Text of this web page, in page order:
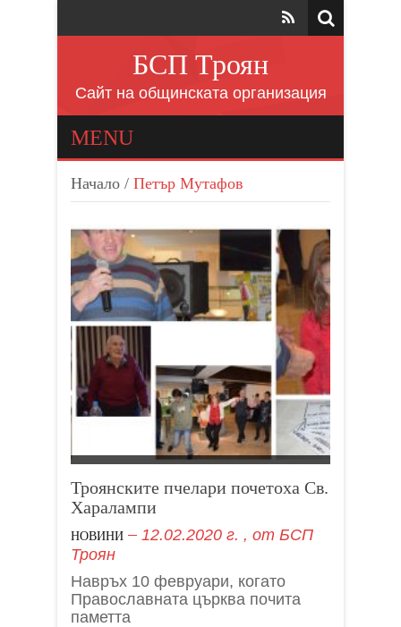
БСП Троян
Сайт на общинската организация
MENU
Начало / Петър Мутафов
Троянските пчелари почетоха Св.
Харалампи
НОВИНИ 12.02.2020 г. , от БСП
Троян
Навръх 10 февруари, когато
Православната църква почита
паметта